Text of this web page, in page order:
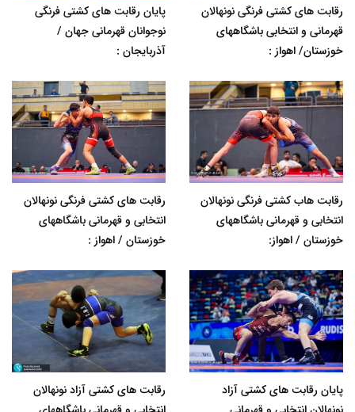
رقابت های کشتی فرنگی نونهالان
قهرمانی و انتخابی باشگاههای
خوزستان/ اهواز :
پایان رقابت های کشتی فرنگی
نوجوانان قهرمانی جهان /
آذربایجان :
رقابت هاب کشتی فرنگی نونهالان
انتخابی و قهرمانی باشگاههای
خوزستان / اهواز:
رقابت های کشتی فرنگی نونهالان
انتخابی و قهرمانی باشگاههای
خوزستان / اهواز :
پایان رقابت های کشتی آزاد
رقابت های کشتی آزاد نونهالان